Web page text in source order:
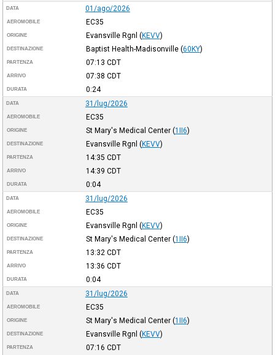
DATA 01/ago/2026
AEROMOBILE EC35
ORIGINE Evansville Rgnl (KEVV)
DESTINAZIONE Baptist Health-Madisonville (60KY)
PARTENZA 07:13 CDT
ARRIVO 07:38 CDT
DURATA 0:24
DATA 31/lug/2026
AEROMOBILE EC35
ORIGINE St Mary's Medical Center (1II6)
DESTINAZIONE Evansville Rgnl (KEVV)
PARTENZA 14:35 CDT
ARRIVO 14:39 CDT
DURATA 0:04
DATA 31/lug/2026
AEROMOBILE EC35
ORIGINE Evansville Rgnl (KEVV)
DESTINAZIONE St Mary's Medical Center (1II6)
PARTENZA 13:32 CDT
ARRIVO 13:36 CDT
DURATA 0:04
DATA 31/lug/2026
AEROMOBILE EC35
ORIGINE St Mary's Medical Center (1II6)
DESTINAZIONE Evansville Rgnl (KEVV)
PARTENZA 07:16 CDT